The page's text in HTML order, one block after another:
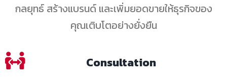
กลยุทธ์ สร้างแบรนด์ และเพิ่มยอดขายให้ธุรกิจของ
คุณเติบโตอย่างยั่งยืน
Consultation